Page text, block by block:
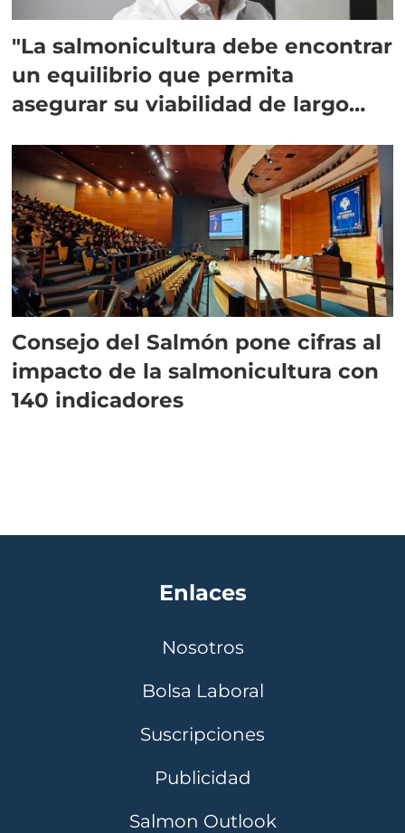
"La salmonicultura debe encontrar
un equilibrio que permita
asegurar su viabilidad de largo
Consejo del Salmón pone cifras al
impacto de la salmonicultura con
140 indicadores
Enlaces
Nosotros
Bolsa Laboral
Suscripciones
Publicidad
Salmon Outlook